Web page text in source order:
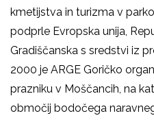
kmetijstva in turizma v
podprle Evropska unija,
Gradiščanska s sredstvi iz
2000 je ARGE Goričko
prazniku v Moščancih, na
območij bodočega